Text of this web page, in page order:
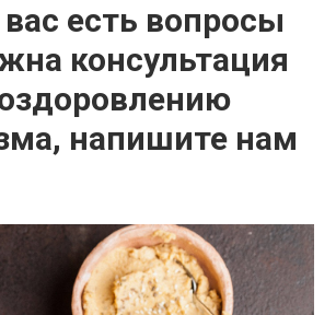
вас есть вопросы
консультация
напишите нам